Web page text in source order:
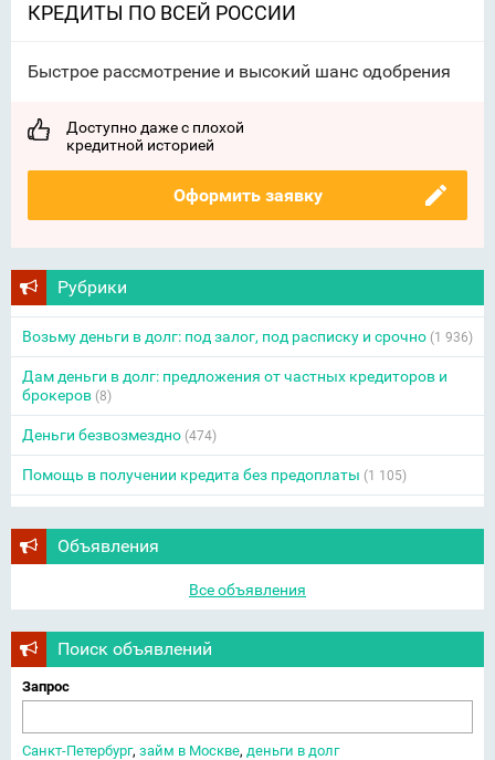
КРЕДИТЫ ПО ВСЕЙ РОССИИ
Быстрое рассмотрение и высокий шанс одобрения
Доступно даже с плохой
кредитной историей
Оформить заявку
Рубрики
Возьму деньги в долг: под залог, под расписку и срочно (1 936)
Дам деньги в долг: предложения от частных кредиторов и
брокеров (8)
Деньги безвозмездно (474)
Помощь в получении кредита без предоплаты (1 105)
Объявления
Все объявления
Поиск объявлений
Запрос
Санкт-Петербург, займ в Москве, деньги в долг